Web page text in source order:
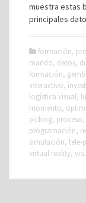
muestra estas
principales
formación,
mando, datos,
formación,
interactivo,
logística visual,
momento,
picking, proceso,
programación,
simulación, tele-
virtual reality,